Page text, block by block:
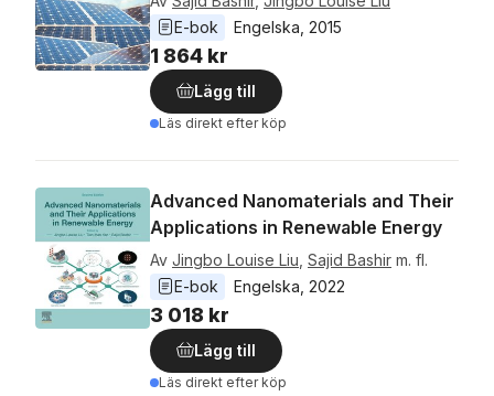
E-bok
Engelska 2015
1 864 kr
Lägg till
Läs direkt efter köp
Advanced Nanomaterials and Their
Applications in Renewable Energy
Av Jingbo Louise Liu Sajid Bashir m. fl.
E-bok
Engelska 2022
3 018 kr
Lägg till
Läs direkt efter köp